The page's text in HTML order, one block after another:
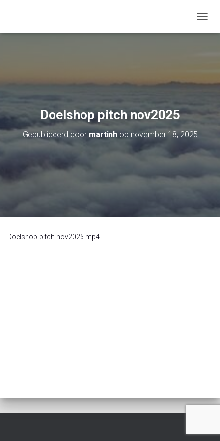
Doelshop pitch nov2025
Gepubliceerd door martinhop november 18, 2025
Doelshop-pitch-nov2025.mp4